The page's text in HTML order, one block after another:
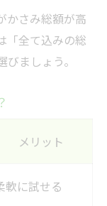
かさみ総額が高
「全て込みの総
ましょう。
メリット
軟に試せる